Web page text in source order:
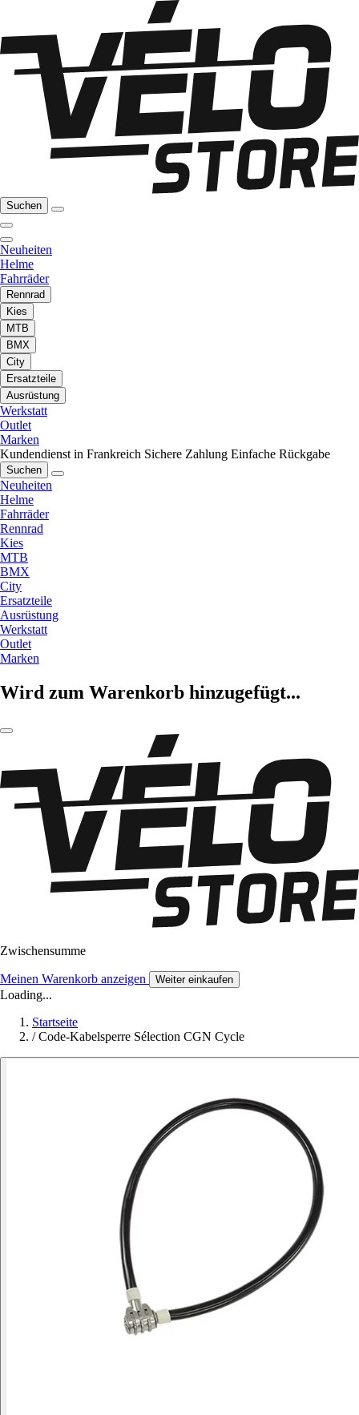
Suchen
Neuheiten
Helme
Fahrräder
Rennrad
Kies
MTB
BMX
City
Ersatzteile
Ausrüstung
Werkstatt
Outlet
Marken
Kundendienst in Frankreich Sichere Zahlung Einfache Rückgabe
Suchen
Neuheiten
Helme
Fahrräder
Rennrad
Kies
MTB
BMX
City
Ersatzteile
Ausrüstung
Werkstatt
Outlet
Marken
Wird zum Warenkorb hinzugefügt...
Zwischensumme
Meinen Warenkorb anzeigen Weiter einkaufen
Loading...
Startseite
/ Code-Kabelsperre Sélection CGN Cycle